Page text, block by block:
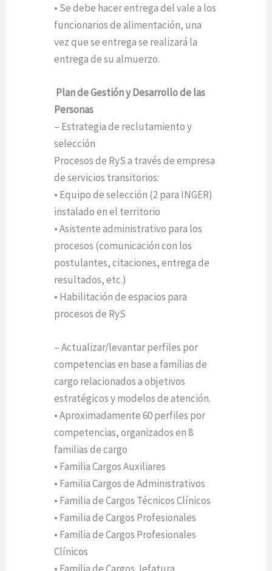
• Se debe hacer entrega del vale a los
funcionarios de alimentación, una
vez que se entrega se realizará la
entrega de su almuerzo.
Plan de Gestión y Desarrollo de las
Personas
– Estrategia de reclutamiento y
selección
Procesos de RyS a través de empresa
de servicios transitorios:
• Equipo de selección (2 para INGER)
instalado en el territorio
• Asistente administrativo para los
procesos (comunicación con los
postulantes, citaciones, entrega de
resultados, etc.)
• Habilitación de espacios para
procesos de RyS
– Actualizar/levantar perfiles por
competencias en base a familias de
cargo relacionados a objetivos
estratégicos y modelos de atención.
• Aproximadamente 60 perfiles por
competencias, organizados en 8
familias de cargo
• Familia Cargos Auxiliares
• Familia Cargos de Administrativos
• Familia de Cargos Técnicos Clínicos
• Familia de Cargos Profesionales
• Familia de Cargos Profesionales
Clínicos